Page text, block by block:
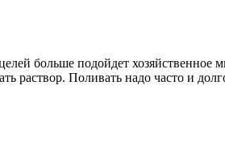
больше подойдет
раствор. Поливать надо часто и